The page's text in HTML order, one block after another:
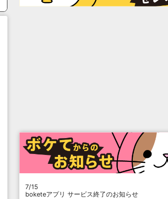
7/15
boketeアプリ サービス終了のお知らせ